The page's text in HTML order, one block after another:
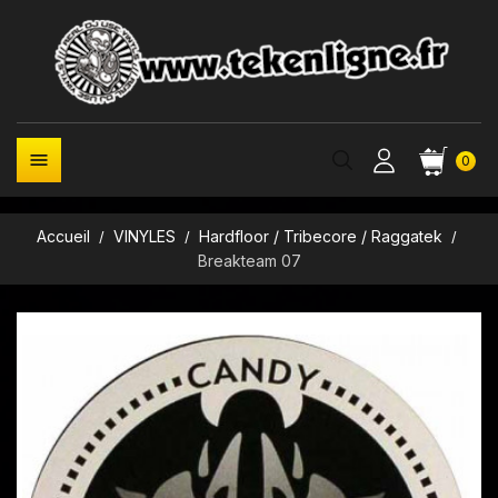
0

Accueil VINYLES
Hardfloor / Tribecore / Raggatek
Breakteam 07